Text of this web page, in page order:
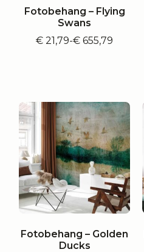
Fotobehang – Flying
Swans
€ 21,79-€ 655,79
Prijsklasse:
Fotobehang – Golden
Ducks